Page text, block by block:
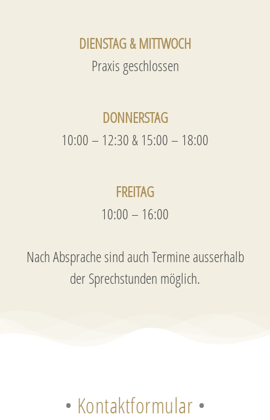
DIENSTAG & MITTWOCH
Praxis geschlossen
DONNERSTAG
10:00 – 12:30 & 15:00 – 18:00
FREITAG
10:00 – 16:00
Nach Absprache sind auch Termine ausserhalb
der Sprechstunden möglich.
• Kontaktformular •